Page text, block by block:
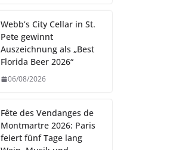
Webb’s City Cellar in St.
Pete gewinnt
Auszeichnung als „Best
Florida Beer 2026“
06/08/2026
Fête des Vendanges de
Montmartre 2026: Paris
feiert fünf Tage lang